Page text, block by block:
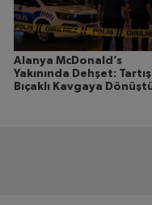
Alanya McDonald’s
Yakınında Dehşet:
Bıçaklı Kavgaya